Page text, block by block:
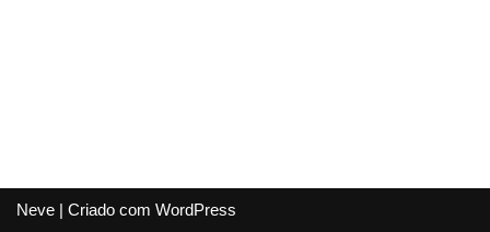
Neve | Criado com WordPress